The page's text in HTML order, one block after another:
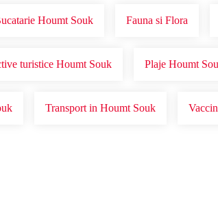
Houmt Souk Fauna si Flora
turistice Houmt Souk Plaje Houmt
Transport in Houmt Souk